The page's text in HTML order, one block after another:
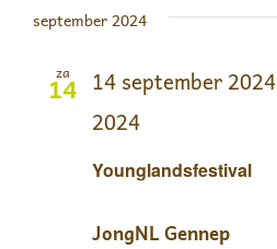
september 2024
za
14
Younglandsfestival
14 september 2024
2024
JongNL Gennep